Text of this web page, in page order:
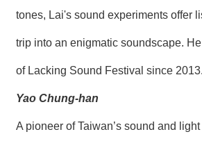
tones, Lai's sound experiments offer
trip into an enigmatic soundscape.
of Lacking Sound Festival since 2013.
Yao Chung-han
A pioneer of Taiwan’s sound and